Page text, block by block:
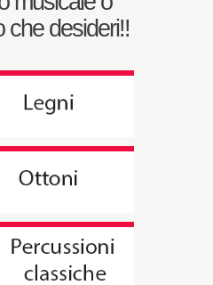
che desideri!!